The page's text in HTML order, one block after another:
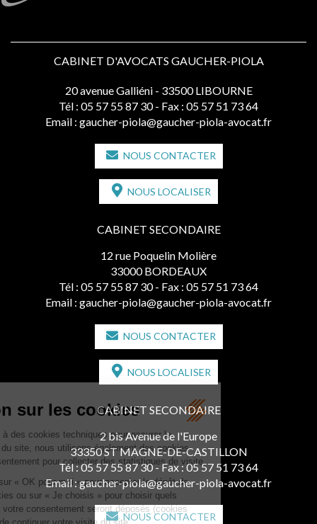
CABINET D'AVOCATS GAUCHER-PIOLA
20 avenue Galliéni - 33500 LIBOURNE
Tél : 05 57 55 87 30 - Fax : 05 57 51 73 64
Email : gaucher-piola@gaucher-piola-avocat.fr
NOUS CONTACTER
NOUS LOCALISER
CABINET SECONDAIRE
12 rue Poquelin Molière
33000 BORDEAUX
Tél : 05 57 55 87 30 - Fax : 05 57 51 73 64
Email : gaucher-piola@gaucher-piola-avocat.fr
NOUS CONTACTER
NOUS LOCALISER
CABINET SECONDAIRE
2 bis Avenue de l'Europe
33350 ST MAGNE-DE-CASTILLON
Tél :05 57 55 87 30 - Fax : 05 57 51 73 64
Email :gaucher-piola@gaucher-piola-avocat.fr
NOUS CONTACTER